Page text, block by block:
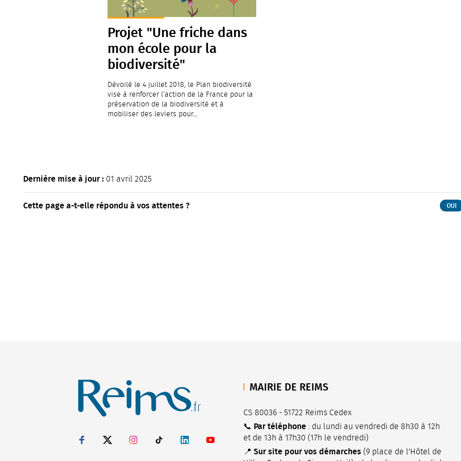
Projet "Une friche dans
mon école pour la
biodiversité"
Dévoilé le 4 juillet 2018, le Plan biodiversité
vise à renforcer l’action de la France pour la
préservation de la biodiversité et à
mobiliser des leviers pour…
Dernière mise à jour : 01 avril 2025
Cette page a-t-elle répondu à vos attentes ? OUI
Suivez-nous sur Facebook
Suivez-nous sur X
Suivez-nous sur Instagram
Suivez-nous sur TikTok
Suivez-nous sur LinkedIn
Suivez-nous sur Youtube
MAIRIE DE REIMS
CS 80036 - 51722 Reims Cedex
📞 Par téléphone : du lundi au vendredi de 8h30 à 12h
et de 13h à 17h30 (17h le vendredi)
📍 Sur site pour vos démarches (9 place de l'Hôtel de